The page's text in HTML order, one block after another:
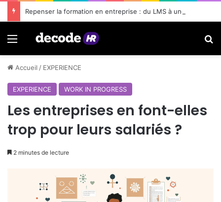
Menu
Accueil / EXPERIENCE
EXPERIENCE WORK IN PROGRESS
Les entreprises en font-elles
trop pour leurs salariés ?
2 minutes de lecture